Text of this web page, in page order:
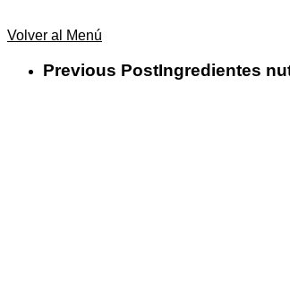
Volver al Menú
Previous PostIngredientes